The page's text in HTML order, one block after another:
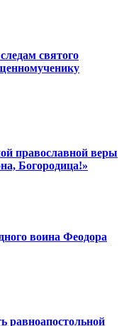
святого
православной веры
Богородица!»
воина Феодора
равноапостольной